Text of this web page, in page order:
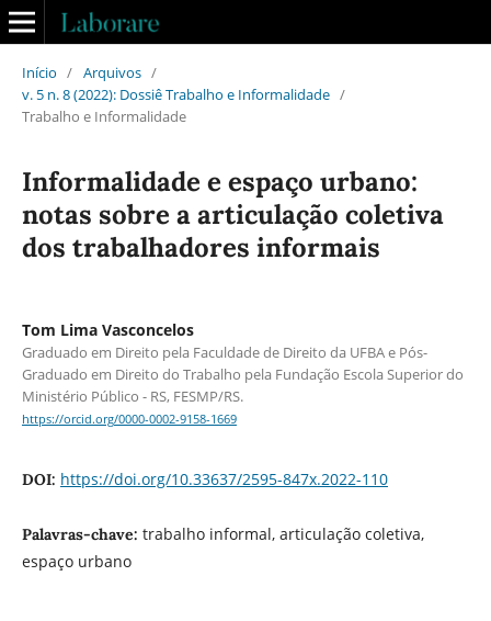
Início / Arquivos /
v. 5 n. 8 (2022): Dossiê Trabalho e Informalidade /
Trabalho e Informalidade
Informalidade e espaço urbano:
notas sobre a articulação coletiva
dos trabalhadores informais
Tom Lima Vasconcelos
Graduado em Direito pela Faculdade de Direito da UFBA e Pós-
Graduado em Direito do Trabalho pela Fundação Escola Superior do
Ministério Público - RS, FESMP/RS.
https://orcid.org/0000-0002-9158-1669
DOI: https://doi.org/10.33637/2595-847x.2022-110
Palavras-chave: trabalho informal, articulação coletiva,
espaço urbano